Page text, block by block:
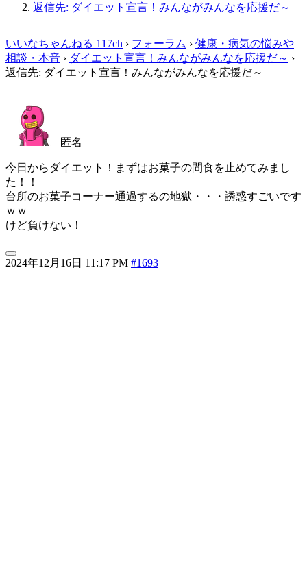
返信先: ダイエット宣言！みんながみんなを応援だ～
いいなちゃんねる 117ch › フォーラム › 健康・病気の悩みや
相談・本音 › ダイエット宣言！みんながみんなを応援だ～ ›
返信先: ダイエット宣言！みんながみんなを応援だ～
2024年12月16日 11:17 PM #1693
匿名
今日からダイエット！まずはお菓子の間食を止めてみまし
た！！
台所のお菓子コーナー通過するの地獄・・・誘惑すごいです
ｗｗ
けど負けない！